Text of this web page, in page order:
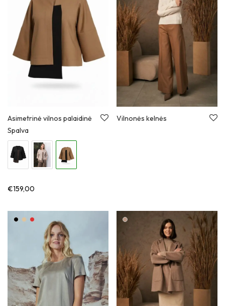
Asimetrinė vilnos palaidinė
Spalva
€159,00
Vilnonės kelnės